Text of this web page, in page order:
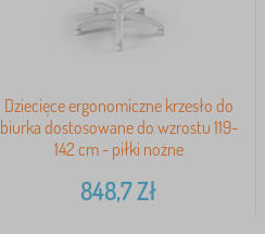
Dziecięce ergonomiczne krzesło do
biurka dostosowane do wzrostu 119-
142 cm - piłki nożne
848,7Zł